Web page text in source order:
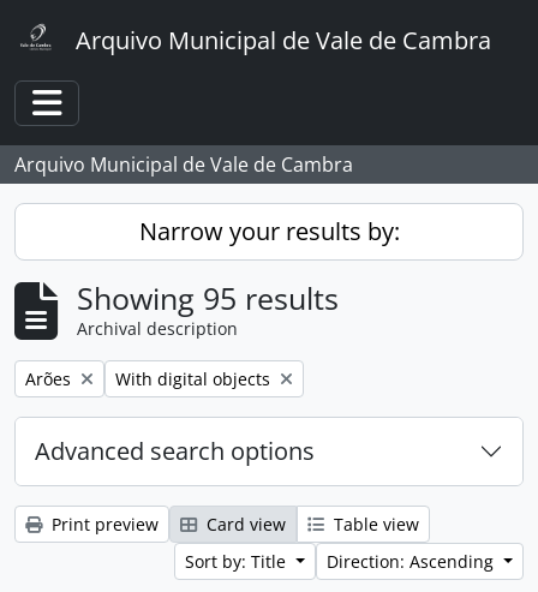
Arquivo Municipal de Vale de Cambra
Toggle navigation
Arquivo Municipal de Vale de Cambra
Narrow your results by:
Showing 95 results
Archival description
Remove filter:
Arões Remove filter:
With digital objects
Advanced search options
Print preview Card view
Table view
Sort by: Title
Direction: Ascending